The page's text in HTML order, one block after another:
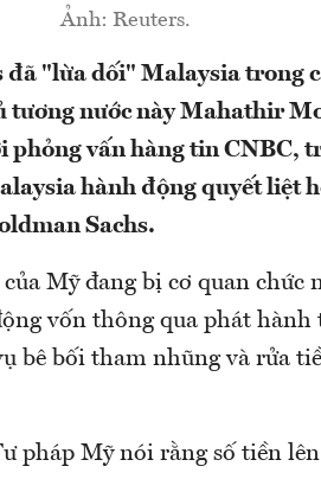
Ảnh: Reuters.
đã "lừa dối" Malaysia trong
tương nước này Mahathir
phỏng vấn hàng tin CNBC,
hành động quyết liệt
Sachs.
Mỹ đang bị cơ quan chức
vốn thông qua phát
bê bối tham nhũng và rửa
pháp Mỹ nói rằng số tiền